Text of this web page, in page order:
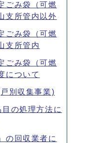
ごみ袋（可燃
支所管内以外
ごみ袋（可燃
支所管内
ごみ袋（可燃
について
別収集事業)
目の処理方法に
の回収業者に